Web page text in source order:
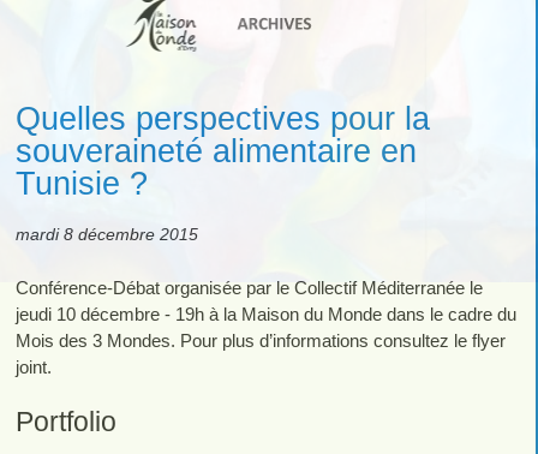
Quelles perspectives pour la
souveraineté alimentaire en
Tunisie ?
mardi 8 décembre 2015
Conférence-Débat organisée par le Collectif Méditerranée le
jeudi 10 décembre - 19h à la Maison du Monde dans le cadre du
Mois des 3 Mondes. Pour plus d’informations consultez le flyer
joint.
Portfolio